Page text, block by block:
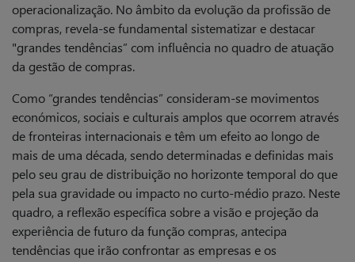
operacionalização. No âmbito da evolução da profissão de
compras, revela-se fundamental sistematizar e destacar
"grandes tendências” com influência no quadro de atuação
da gestão de compras.
Como “grandes tendências” consideram-se movimentos
económicos, sociais e culturais amplos que ocorrem através
de fronteiras internacionais e têm um efeito ao longo de
mais de uma década, sendo determinadas e definidas mais
pelo seu grau de distribuição no horizonte temporal do que
pela sua gravidade ou impacto no curto-médio prazo. Neste
quadro, a reflexão específica sobre a visão e projeção da
experiência de futuro da função compras, antecipa
tendências que irão confrontar as empresas e os